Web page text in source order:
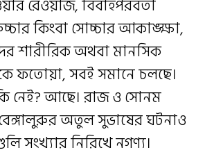
রেওয়াজ, বিবাহপরবর্তী
কিংবা সোচ্চার আকাঙ্ক্ষা,
শারীরিক অথবা মানসিক
ফতোয়া, সবই সমানে চলছে।
নেই? আছে। রাজ ও সোনম
অতুল সুভাষের ঘটনাও
সংখ্যার নিরিখে নগণ্য।